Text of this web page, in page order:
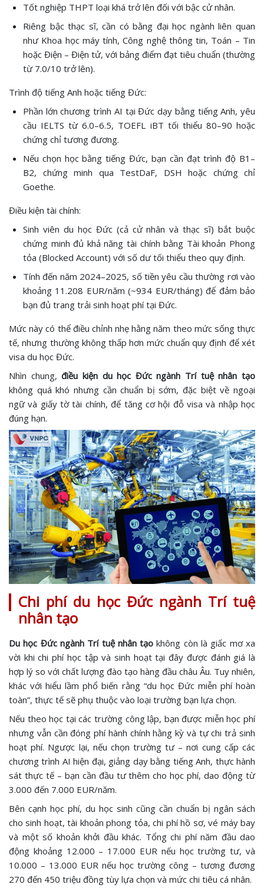
Tốt nghiệp THPT loại khá trở lên đối với bậc cử nhân.
Riêng bậc thạc sĩ, cần có bằng đại học ngành liên quan
như Khoa học máy tính, Công nghệ thông tin, Toán – Tin
hoặc Điện – Điện tử, với bảng điểm đạt tiêu chuẩn (thường
từ 7.0/10 trở lên).
Trình độ tiếng Anh hoặc tiếng Đức:
Phần lớn chương trình AI tại Đức dạy bằng tiếng Anh, yêu
cầu IELTS từ 6.0–6.5, TOEFL iBT tối thiểu 80–90 hoặc
chứng chỉ tương đương.
Nếu chọn học bằng tiếng Đức, bạn cần đạt trình độ B1–
B2, chứng minh qua TestDaF, DSH hoặc chứng chỉ
Goethe.
Điều kiện tài chính:
Sinh viên du học Đức (cả cử nhân và thạc sĩ) bắt buộc
chứng minh đủ khả năng tài chính bằng Tài khoản Phong
tỏa (Blocked Account) với số dư tối thiểu theo quy định.
Tính đến năm 2024–2025, số tiền yêu cầu thường rơi vào
khoảng 11.208 EUR/năm (~934 EUR/tháng) để đảm bảo
bạn đủ trang trải sinh hoạt phí tại Đức.
Mức này có thể điều chỉnh nhẹ hằng năm theo mức sống thực
tế, nhưng thường không thấp hơn mức chuẩn quy định để xét
visa du học Đức.
Nhìn chung,điều kiện du học Đức ngành Trí tuệ nhân tạo
không quá khó nhưng cần chuẩn bị sớm, đặc biệt về ngoại
ngữ và giấy tờ tài chính, để tăng cơ hội đỗ visa và nhập học
đúng hạn.
Chi phí du học Đức ngành Trí tuệ
nhân tạo
Du học Đức ngành Trí tuệ nhân tạokhông còn là giấc mơ xa
vời khi chi phí học tập và sinh hoạt tại đây được đánh giá là
hợp lý so với chất lượng đào tạo hàng đầu châu Âu. Tuy nhiên,
khác với hiểu lầm phổ biến rằng “du học Đức miễn phí hoàn
toàn”, thực tế sẽ phụ thuộc vào loại trường bạn lựa chọn.
Nếu theo học tại các trường công lập, bạn được miễn học phí
nhưng vẫn cần đóng phí hành chính hằng kỳ và tự chi trả sinh
hoạt phí. Ngược lại, nếu chọn trường tư – nơi cung cấp các
chương trình AI hiện đại, giảng dạy bằng tiếng Anh, thực hành
sát thực tế – bạn cần đầu tư thêm cho học phí, dao động từ
3.000 đến 7.000 EUR/năm.
Bên cạnh học phí, du học sinh cũng cần chuẩn bị ngân sách
cho sinh hoạt, tài khoản phong tỏa, chi phí hồ sơ, vé máy bay
và một số khoản khởi đầu khác. Tổng chi phí năm đầu dao
động khoảng 12.000 – 17.000 EUR nếu học trường tư, và
10.000 – 13.000 EUR nếu học trường công – tương đương
270 đến 450 triệu đồng tùy lựa chọn và mức chi tiêu cá nhân.